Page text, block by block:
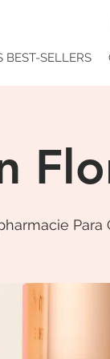
BEST-SELLERS
Para